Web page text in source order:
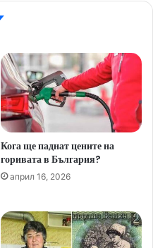
Кога ще паднат цените на
горивата в България?
април 16, 2026